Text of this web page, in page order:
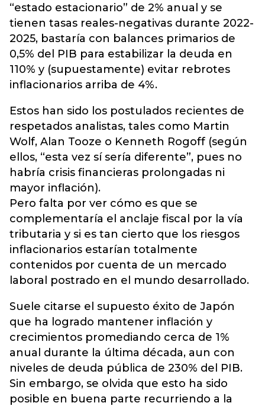
“estado estacionario” de 2% anual y se
tienen tasas reales-negativas durante 2022-
2025, bastaría con balances primarios de
0,5% del PIB para estabilizar la deuda en
110% y (supuestamente) evitar rebrotes
inflacionarios arriba de 4%.
Estos han sido los postulados recientes de
respetados analistas, tales como Martin
Wolf, Alan Tooze o Kenneth Rogoff (según
ellos, “esta vez sí sería diferente”, pues no
habría crisis financieras prolongadas ni
mayor inflación).
Pero falta por ver cómo es que se
complementaría el anclaje fiscal por la vía
tributaria y si es tan cierto que los riesgos
inflacionarios estarían totalmente
contenidos por cuenta de un mercado
laboral postrado en el mundo desarrollado.
Suele citarse el supuesto éxito de Japón
que ha logrado mantener inflación y
crecimientos promediando cerca de 1%
anual durante la última década, aun con
niveles de deuda pública de 230% del PIB.
Sin embargo, se olvida que esto ha sido
posible en buena parte recurriendo a la